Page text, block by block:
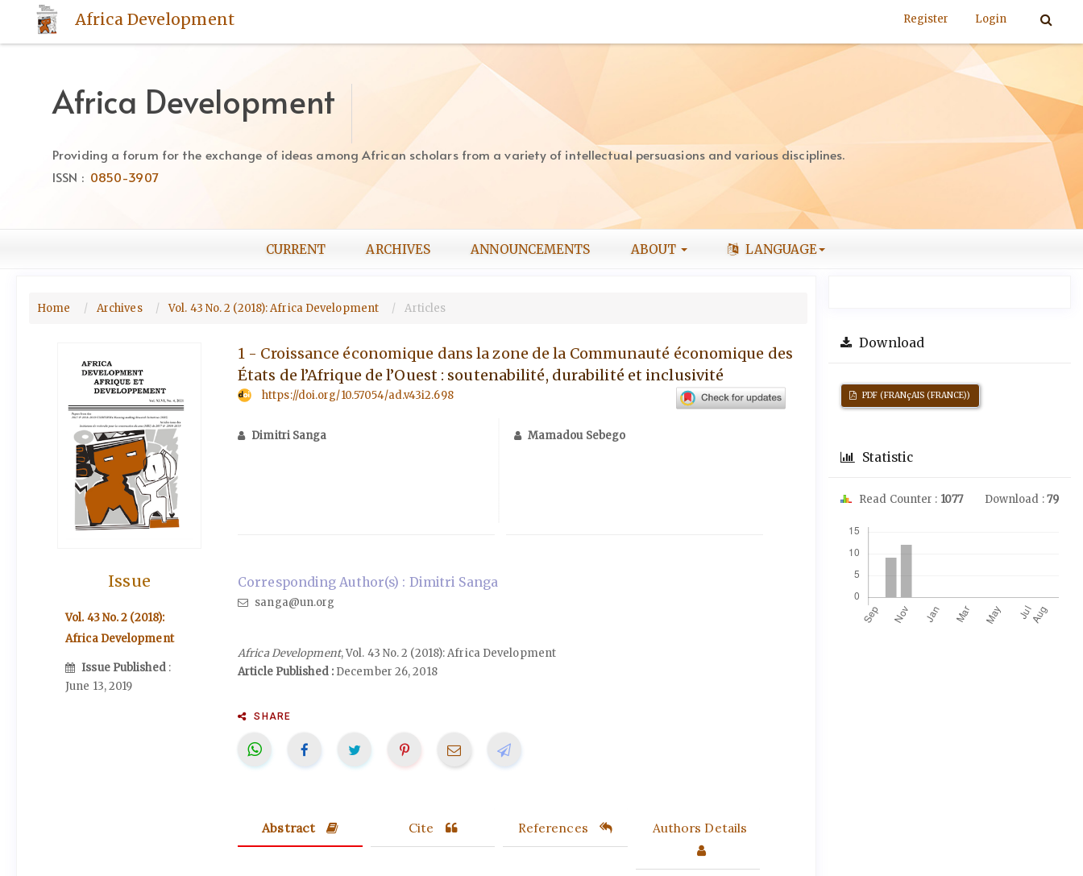
to
Main
Content
Sidebar
Africa Development Register Login
Africa Development
Providing a forum for the exchange of ideas among African scholars from a variety of intellectual persuasions and various disciplines.
ISSN : 0850-3907
CURRENT ARCHIVES ANNOUNCEMENTS ABOUT LANGUAGE
Home Archives Vol. 43 No. 2 (2018): Africa Development Articles
Issue
Vol. 43 No. 2 (2018):
Africa Development
Issue Published :
June 13, 2019
1 - Croissance économique dans la zone de la Communauté économique des
États de l’Afrique de l’Ouest : soutenabilité, durabilité et inclusivité
https://doi.org/10.57054/ad.v43i2.698
Dimitri Sanga Mamadou Sebego
Corresponding Author(s) : Dimitri Sanga
sanga@un.org
Africa Development, Vol. 43 No. 2 (2018): Africa Development
Article Published :December 26, 2018
SHARE
Abstract Cite References Authors Details
Download
PDF (FRANçAIS (FRANCE))
Statistic
Read Counter : 1077 Download :79